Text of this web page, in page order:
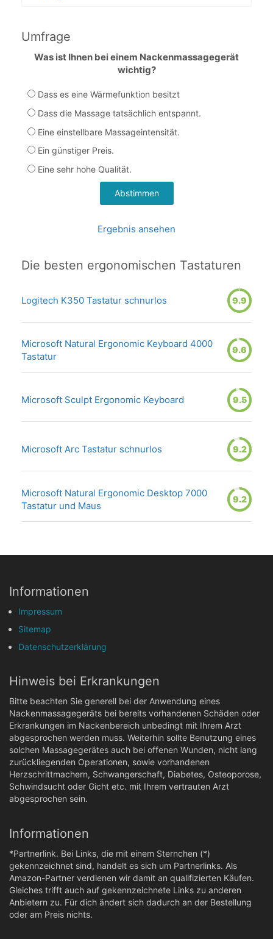
Umfrage
Was ist Ihnen bei einem Nackenmassagegerät
wichtig?
Dass es eine Wärmefunktion besitzt
Dass die Massage tatsächlich entspannt.
Eine einstellbare Massageintensität.
Ein günstiger Preis.
Eine sehr hohe Qualität.
Ergebnis ansehen
Die besten ergonomischen Tastaturen
Logitech K350 Tastatur schnurlos 9.9
Microsoft Natural Ergonomic Keyboard 4000
Tastatur
9.6
Microsoft Sculpt Ergonomic Keyboard 9.5
Microsoft Arc Tastatur schnurlos 9.2
Microsoft Natural Ergonomic Desktop 7000
Tastatur und Maus
9.2
Informationen
Impressum
Sitemap
Datenschutzerklärung
Hinweis bei Erkrankungen
Bitte beachten Sie generell bei der Anwendung eines
Nackenmassagegeräts bei bereits vorhandenen Schäden oder
Erkrankungen im Nackenbereich unbedingt mit Ihrem Arzt
abgesprochen werden muss. Weiterhin sollte Benutzung eines
solchen Massagegerätes auch bei offenen Wunden, nicht lang
zurückliegenden Operationen, sowie vorhandenen
Herzschrittmachern, Schwangerschaft, Diabetes, Osteoporose,
Schwindsucht oder Gicht etc. mit Ihrem vertrauten Arzt
abgesprochen sein.
Informationen
*Partnerlink. Bei Links, die mit einem Sternchen (*)
gekennzeichnet sind, handelt es sich um Partnerlinks. Als
Amazon-Partner verdienen wir damit an qualifizierten Käufen.
Gleiches trifft auch auf gekennzeichnete Links zu anderen
Anbietern zu. Für dich ändert sich dadurch an der Bestellung
oder am Preis nichts.